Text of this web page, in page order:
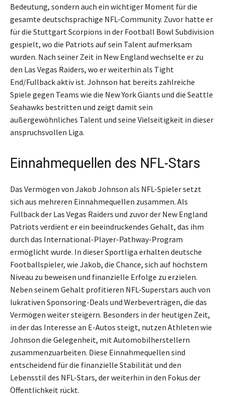
Bedeutung, sondern auch ein wichtiger Moment für die
gesamte deutschsprachige NFL-Community. Zuvor hatte er
für die Stuttgart Scorpions in der Football Bowl Subdivision
gespielt, wo die Patriots auf sein Talent aufmerksam
wurden. Nach seiner Zeit in New England wechselte er zu
den Las Vegas Raiders, wo er weiterhin als Tight
End/Fullback aktiv ist. Johnson hat bereits zahlreiche
Spiele gegen Teams wie die New York Giants und die Seattle
Seahawks bestritten und zeigt damit sein
außergewöhnliches Talent und seine Vielseitigkeit in dieser
anspruchsvollen Liga.
Einnahmequellen des NFL-Stars
Das Vermögen von Jakob Johnson als NFL-Spieler setzt
sich aus mehreren Einnahmequellen zusammen. Als
Fullback der Las Vegas Raiders und zuvor der New England
Patriots verdient er ein beeindruckendes Gehalt, das ihm
durch das International-Player-Pathway-Program
ermöglicht wurde. In dieser Sportliga erhalten deutsche
Footballspieler, wie Jakob, die Chance, sich auf höchstem
Niveau zu beweisen und finanzielle Erfolge zu erzielen.
Neben seinem Gehalt profitieren NFL-Superstars auch von
lukrativen Sponsoring-Deals und Werbeverträgen, die das
Vermögen weiter steigern. Besonders in der heutigen Zeit,
in der das Interesse an E-Autos steigt, nutzen Athleten wie
Johnson die Gelegenheit, mit Automobilherstellern
zusammenzuarbeiten. Diese Einnahmequellen sind
entscheidend für die finanzielle Stabilität und den
Lebensstil des NFL-Stars, der weiterhin in den Fokus der
Öffentlichkeit rückt.